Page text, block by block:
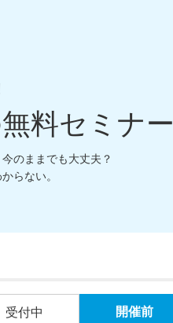
料セミナー
のままでも大丈夫？
らない。
受付中 開催前